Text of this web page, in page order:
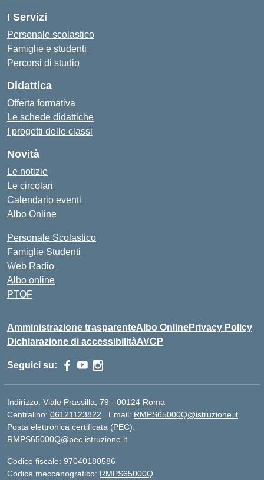
I Servizi
Personale scolastico
Famiglie e studenti
Percorsi di studio
Didattica
Offerta formativa
Le schede didattiche
I progetti delle classi
Novità
Le notizie
Le circolari
Calendario eventi
Albo Online
Personale Scolastico
Famiglie Studenti
Web Radio
Albo online
PTOF
Amministrazione trasparenteAlbo OnlinePrivacy Policy
Dichiarazione di accessibilitàAVCP
Seguici su:
Indirizzo: Viale Prassilla, 79 - 00124 Roma
Centralino: 06121123822 Email: RMPS65000Q@istruzione.it
Posta elettronica certificata (PEC):
RMPS65000Q@pec.istruzione.it
Codice fiscale: 97040180586
Codice meccanografico: RMPS65000Q